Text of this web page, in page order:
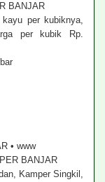
BANJAR
per kubiknya,
per kubik Rp.
• www
BANJAR
Kamper Singkil,